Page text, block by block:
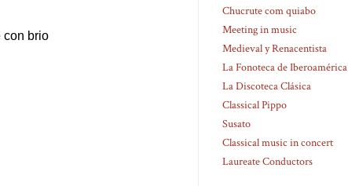
con brio
Chucrute com quiabo
Meeting in music
Medieval y Renacentista
La Fonoteca de Iberoamérica
La Discoteca Clásica
Classical Pippo
Susato
Classical music in concert
Laureate Conductors